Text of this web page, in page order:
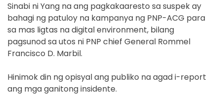
Sinabi ni Yang na ang pagkakaaresto sa suspek ay
bahagi ng patuloy na kampanya ng PNP-ACG para
sa mas ligtas na digital environment, bilang
pagsunod sa utos ni PNP chief General Rommel
Francisco D. Marbil.
Hinimok din ng opisyal ang publiko na agad i-report
ang mga ganitong insidente.